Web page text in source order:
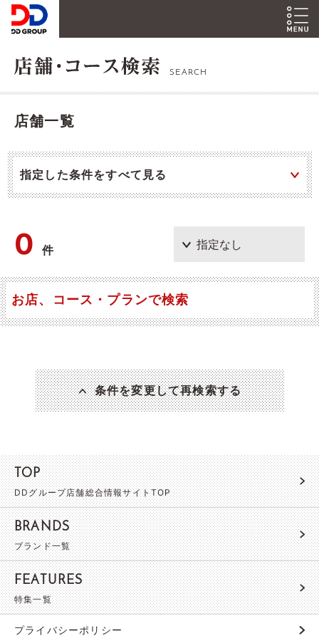
SEARCH
店舗一覧
指定した条件をすべて見る
0件
お店、コース・プランで検索
条件を変更して再検索する
TOP
DDグループ店舗総合情報サイトTOP
BRANDS
ブランド一覧
FEATURES
特集一覧
プライバシーポリシー